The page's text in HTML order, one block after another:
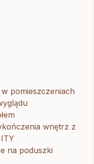
pomieszczeniach
wnętrz z
na poduszki